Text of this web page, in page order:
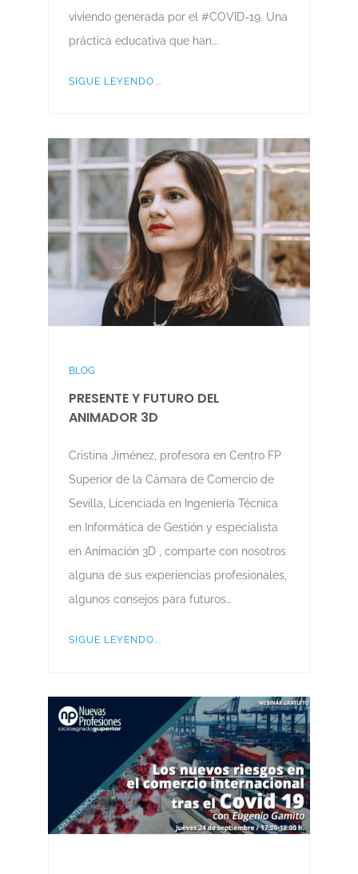
viviendo generada por el #COVID-19. Una
práctica educativa que han...
SIGUE LEYENDO...
BLOG
PRESENTE Y FUTURO DEL
ANIMADOR 3D
Cristina Jiménez, profesora en Centro FP
Superior de la Cámara de Comercio de
Sevilla, Licenciada en Ingeniería Técnica
en Informática de Gestión y especialista
en Animación 3D , comparte con nosotros
alguna de sus experiencias profesionales,
algunos consejos para futuros…
SIGUE LEYENDO...